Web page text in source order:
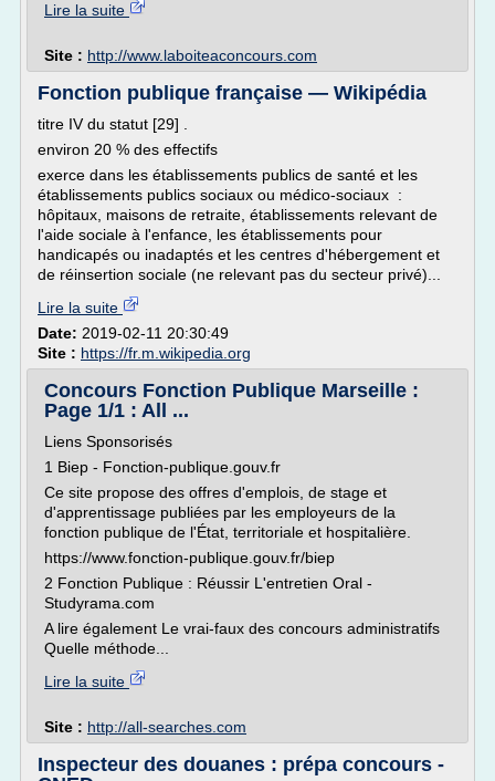
Lire la suite
Site : http://www.laboiteaconcours.com
Fonction publique française — Wikipédia
titre IV du statut [29] .
environ 20 % des effectifs
exerce dans les établissements publics de santé et les
établissements publics sociaux ou médico-sociaux :
hôpitaux, maisons de retraite, établissements relevant de
l'aide sociale à l'enfance, les établissements pour
handicapés ou inadaptés et les centres d'hébergement et
de réinsertion sociale (ne relevant pas du secteur privé)...
Lire la suite
Date: 2019-02-11 20:30:49
Site : https://fr.m.wikipedia.org
Concours Fonction Publique Marseille :
Page 1/1 : All ...
Liens Sponsorisés
1 Biep - Fonction-publique.gouv.fr
Ce site propose des offres d'emplois, de stage et
d'apprentissage publiées par les employeurs de la
fonction publique de l'État, territoriale et hospitalière.
https://www.fonction-publique.gouv.fr/biep
2 Fonction Publique : Réussir L'entretien Oral -
Studyrama.com
A lire également Le vrai-faux des concours administratifs
Quelle méthode...
Lire la suite
Site : http://all-searches.com
Inspecteur des douanes : prépa concours -